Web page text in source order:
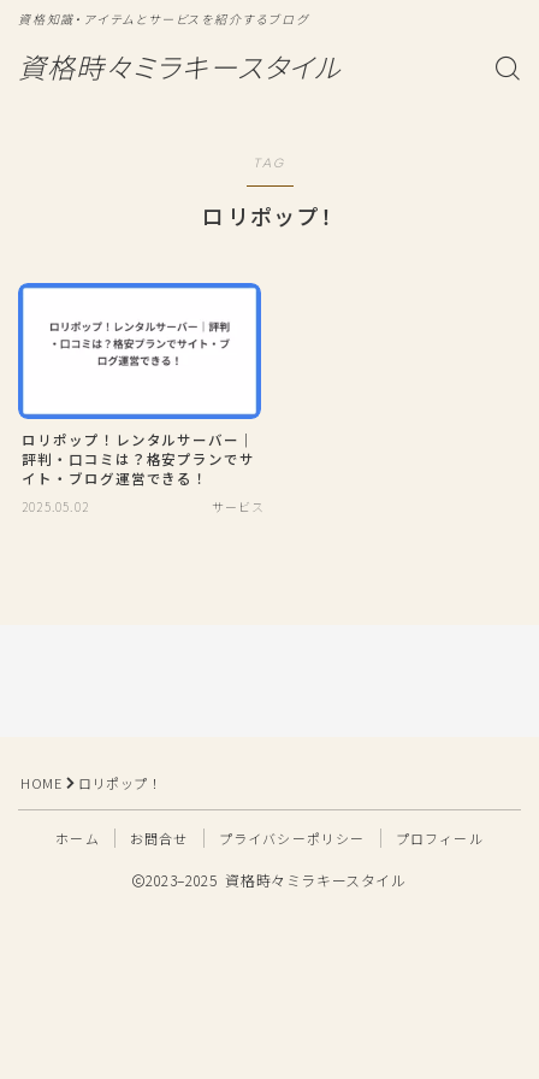
資格時々ミラキースタイル
資格知識・アイテムとサービスを紹介するブログ
TAG
ロリポップ！
ロリポップ！レンタルサーバー｜
評判・口コミは？格安プランでサ
イト・ブログ運営できる！
2025.05.02 サービス
HOME ロリポップ！
ホーム お問合せ プライバシーポリシー プロフィール
2023–2025 資格時々ミラキースタイル